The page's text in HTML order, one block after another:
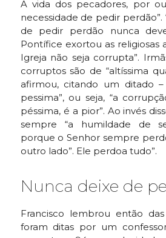
A vida dos pecadores, por
necessidade de pedir perdão”.
de pedir perdão nunca
Pontífice exortou as religiosas
Igreja não seja corrupta”.
corruptos são de “altíssima
afirmou, citando um ditado –
pessima”, ou seja, “a
péssima, é a pior”. Ao invés
sempre “a humildade de
porque o Senhor sempre
outro lado”. Ele perdoa tudo”.
Nunca deixe de
Francisco lembrou então
foram ditas por um